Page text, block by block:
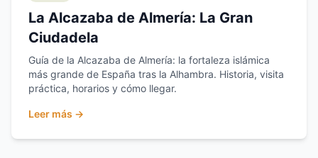
La Alcazaba de Almería: La Gran
Ciudadela
Guía de la Alcazaba de Almería: la fortaleza islámica
más grande de España tras la Alhambra. Historia, visita
práctica, horarios y cómo llegar.
Leer más →